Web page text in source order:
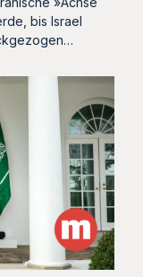
bis Israel